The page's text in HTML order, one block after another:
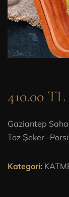
410.00 TL
Gaziantep
Toz Şeker -
Kategori: